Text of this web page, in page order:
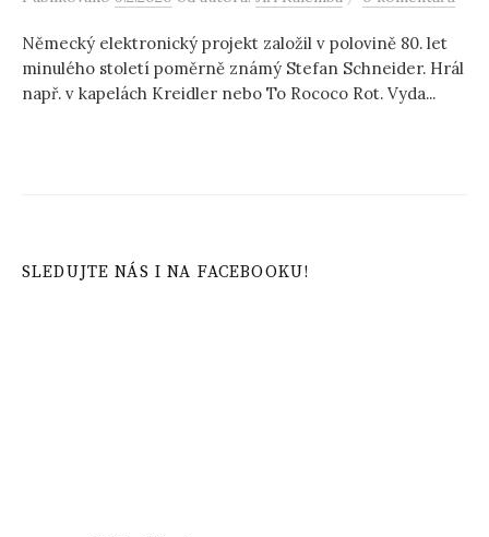
Německý elektronický projekt založil v polovině 80. let
minulého století poměrně známý Stefan Schneider. Hrál
např. v kapelách Kreidler nebo To Rococo Rot. Vyda...
SLEDUJTE NÁS I NA FACEBOOKU!